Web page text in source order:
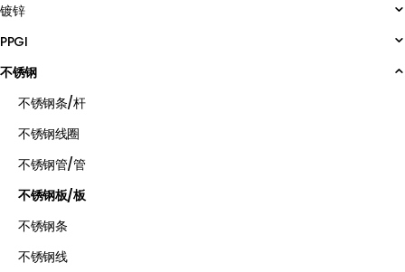
镀锌
PPGI
不锈钢
不锈钢条/杆
不锈钢线圈
不锈钢管/管
不锈钢板/板
不锈钢条
不锈钢线